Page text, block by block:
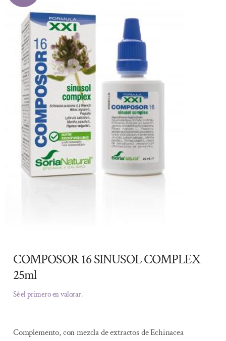
COMPOSOR 16 SINUSOL COMPLEX
25ml
Sé el primero en valorar.
Complemento, con mezcla de extractos de Echinacea